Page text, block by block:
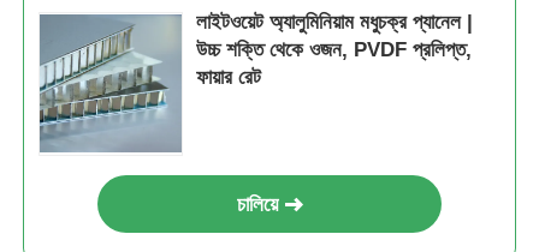
লাইটওয়েট অ্যালুমিনিয়াম মধুচক্র প্যানেল |
উচ্চ শক্তি থেকে ওজন, PVDF প্রলিপ্ত,
ফায়ার রেট
চালিয়ে